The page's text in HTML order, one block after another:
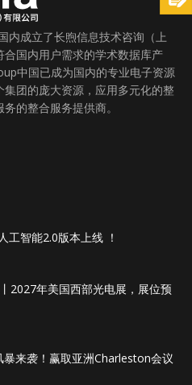
内成立了长煦信息技术咨询（上
国内用户需求的学术数据库产
中国已成为国内的专业电子资源
团的庞大资源，应用多元化的整
的整合服务提供商。
工智能2.0版本上线 ！
2027年美国西部光电展，展位预
来袭！赢取亚洲Charleston会议